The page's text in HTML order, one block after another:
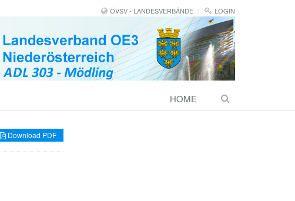
ÖVSV - LANDESVERBÄNDE LOGIN
HOME
Download PDF